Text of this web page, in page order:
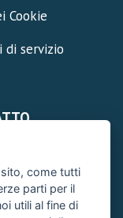
Cookie
di servizio
Ticket
come tutti
parti per il
utili al fine di